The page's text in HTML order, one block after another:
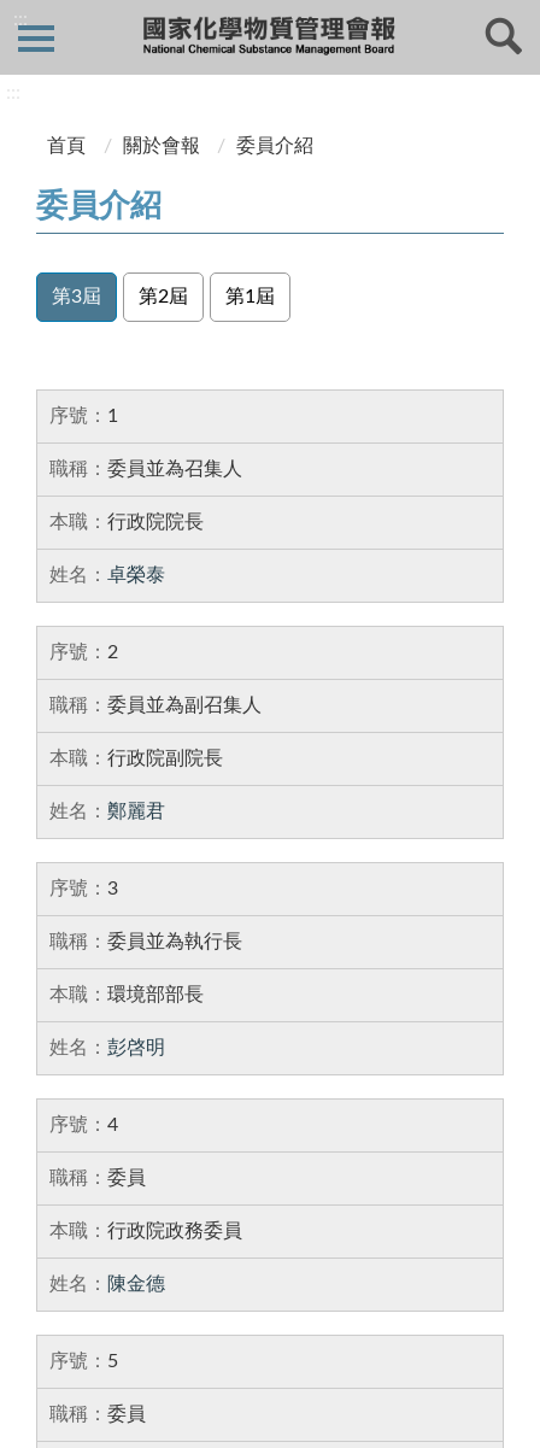
首頁 關於會報 委員介紹
委員介紹
第3屆 第2屆 第1屆
資料列表，包含序號、 職稱、本職、姓名
1
委員並為召集人
行政院院長
卓榮泰
2
委員並為副召集人
行政院副院長
鄭麗君
3
委員並為執行長
環境部部長
彭啓明
4
委員
行政院政務委員
陳金德
5
委員